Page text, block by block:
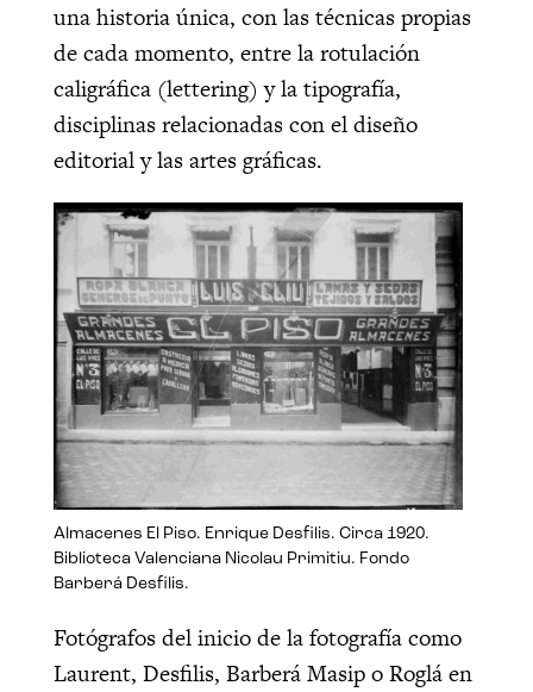
una historia única, con las técnicas propias
de cada momento, entre la rotulación
caligráfica (lettering) y la tipografía,
disciplinas relacionadas con el diseño
editorial y las artes gráficas.
Almacenes El Piso. Enrique Desfilis. Circa 1920.
Biblioteca Valenciana Nicolau Primitiu. Fondo
Barberá Desfilis.
Fotógrafos del inicio de la fotografía como
Laurent, Desfilis, Barberá Masip o Roglá en